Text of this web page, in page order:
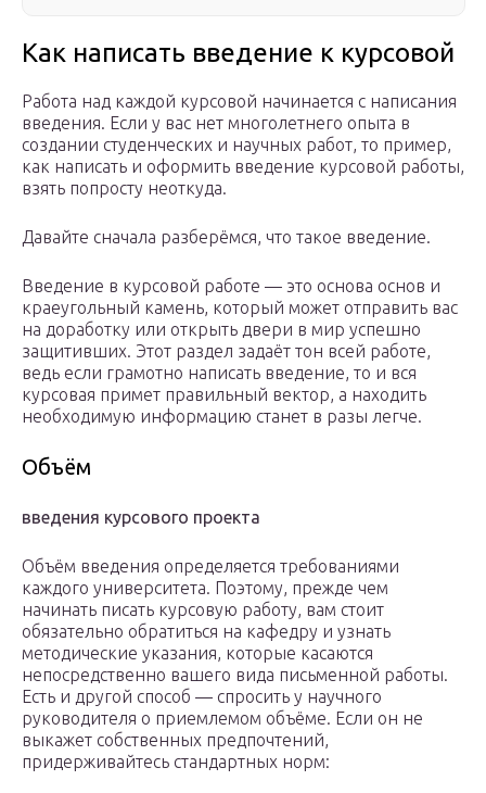
Как написать введение к курсовой
Работа над каждой курсовой начинается с написания
введения. Если у вас нет многолетнего опыта в
создании студенческих и научных работ, то пример,
как написать и оформить введение курсовой работы,
взять попросту неоткуда.
Давайте сначала разберёмся, что такое введение.
Введение в курсовой работе — это основа основ и
краеугольный камень, который может отправить вас
на доработку или открыть двери в мир успешно
защитивших. Этот раздел задаёт тон всей работе,
ведь если грамотно написать введение, то и вся
курсовая примет правильный вектор, а находить
необходимую информацию станет в разы легче.
Объём
введения курсового проекта
Объём введения определяется требованиями
каждого университета. Поэтому, прежде чем
начинать писать курсовую работу, вам стоит
обязательно обратиться на кафедру и узнать
методические указания, которые касаются
непосредственно вашего вида письменной работы.
Есть и другой способ — спросить у научного
руководителя о приемлемом объёме. Если он не
выкажет собственных предпочтений,
придерживайтесь стандартных норм: